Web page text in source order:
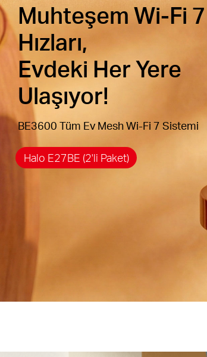
Muhteşem Wi-Fi 7
Hızları,
Evdeki Her Yere
Ulaşıyor!
BE3600 Tüm Ev Mesh Wi-Fi 7 Sistemi
Halo E27BE (2'li Paket)